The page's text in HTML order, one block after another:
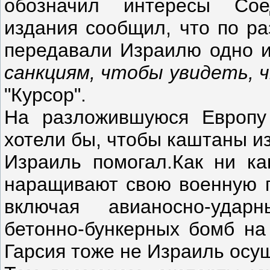
обозначил интересы
издания сообщил, что по
передавали Израилю
санкциям, чтобы увидеть,
"Курсор".
На разложившуюся
хотели бы, чтобы каштаны
Израиль помогал.Как ни
наращивают свою военную
включая авианосно-
бетонно-бункерных бомб
Гарсия тоже не Израиль